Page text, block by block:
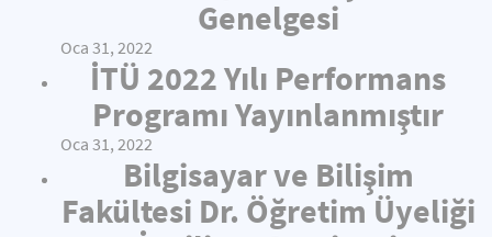
Genelgesi
Oca 31, 2022
İTÜ 2022 Yılı Performans
Programı Yayınlanmıştır
Oca 31, 2022
Bilgisayar ve Bilişim
Fakültesi Dr. Öğretim Üyeliği